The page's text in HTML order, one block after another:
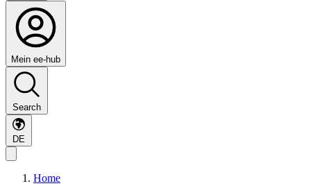
Mein ee-hub
Search
DE
Home